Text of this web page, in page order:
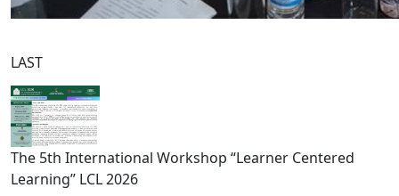
LAST
The 5th International Workshop “Learner Centered
Learning” LCL 2026